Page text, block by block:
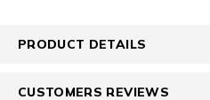
PRODUCT DETAILS
CUSTOMERS REVIEWS